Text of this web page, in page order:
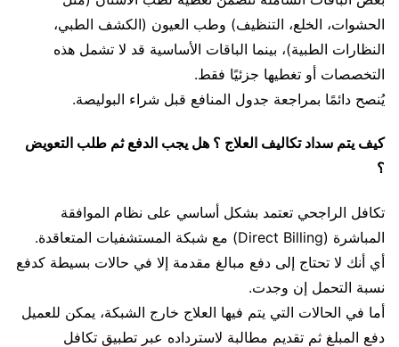
الحشوات، الخلع، التنظيف) وطب العيون (الكشف الطبي،
النظارات الطبية)، بينما الباقات الأساسية قد لا تشمل هذه
التخصصات أو تغطيها جزئيًا فقط.
يُنصح دائمًا بمراجعة جدول المنافع قبل شراء البوليصة.
كيف يتم سداد تكاليف العلاج ؟ هل يجب الدفع ثم طلب التعويض
؟
تكافل الراجحي تعتمد بشكل أساسي على نظام الموافقة
المباشرة (Direct Billing) مع شبكة المستشفيات المتعاقدة.
أي أنك لا تحتاج إلى دفع مبالغ مقدمة إلا في حالات بسيطة كدفع
نسبة التحمل إن وجدت.
أما في الحالات التي يتم فيها العلاج خارج الشبكة، يمكن للعميل
دفع المبلغ ثم تقديم مطالبة لاسترداده عبر تطبيق تكافل